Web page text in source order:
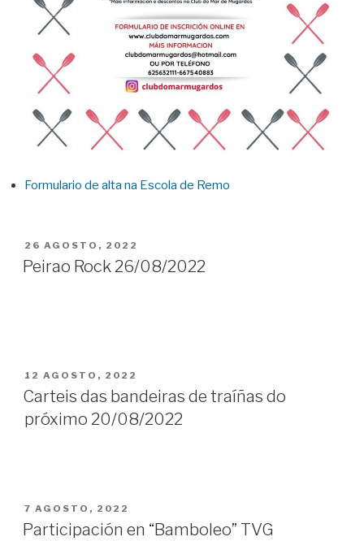
Formulario de alta na Escola de Remo
POSTED
ON
26 AGOSTO, 2022
Peirao Rock 26/08/2022
POSTED
ON
12 AGOSTO, 2022
Carteis das bandeiras de traíñas do
próximo 20/08/2022
POSTED
ON
7 AGOSTO, 2022
Participación en “Bamboleo” TVG